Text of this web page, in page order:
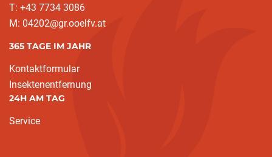
T: +43 7734 3086
M: 04202@gr.ooelfv.at
365 TAGE IM JAHR
Kontaktformular
Insektenentfernung
24H AM TAG
Service